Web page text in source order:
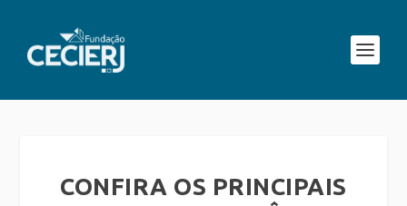
CONFIRA OS PRINCIPAIS